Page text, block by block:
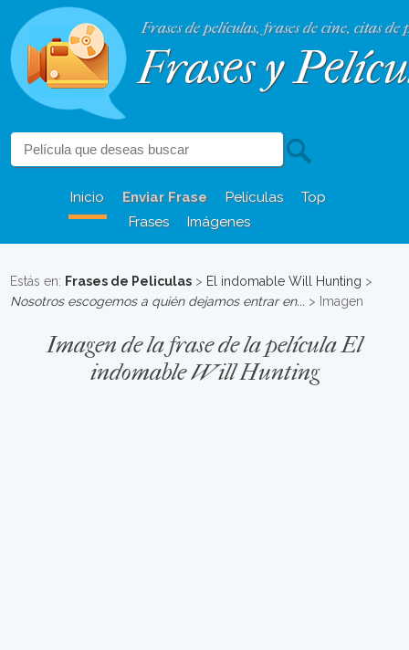
Frases de películas, frases de cine, citas de
Frases y
Inicio Enviar Frase Películas
Top
Frases
Imágenes
Estás en: Frases de Peliculas > El indomable Will Hunting >
Nosotros escogemos a quién dejamos entrar en... > Imagen
Imagen de la frase de la película El
indomable Will Hunting